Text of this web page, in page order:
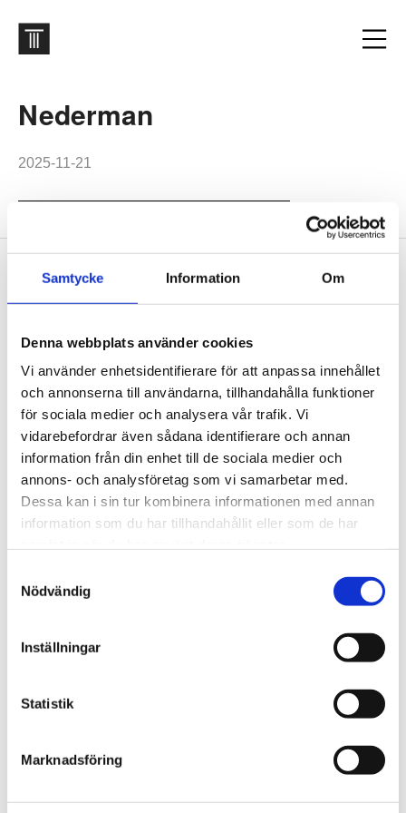
Samtycke Information Om
Denna webbplats använder cookies
Vi använder enhetsidentifierare för att anpassa innehållet
och annonserna till användarna, tillhandahålla funktioner
för sociala medier och analysera vår trafik. Vi
vidarebefordrar även sådana identifierare och annan
information från din enhet till de sociala medier och
annons- och analysföretag som vi samarbetar med.
Dessa kan i sin tur kombinera informationen med annan
information som du har tillhandahållit eller som de har
Nödvändig
Inställningar
Statistik
Marknadsföring
Nederman
2025-11-21
Footer
Contact us
we look forward to hearing from you.
We are Tengbom
We create sustainable and beautiful architecture that
strenghtens our clients as well as our society.
Work with us
We are always looking for more people who want to help
Through our ecosystem of services, we can create any
Contact